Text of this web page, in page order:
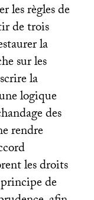
les règles de
de trois
la
sur les
la
logique
des
rendre
les droits
de